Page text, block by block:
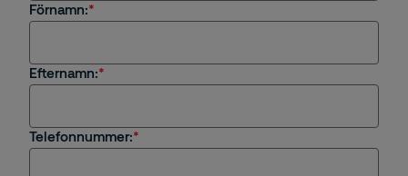
Jag är intresserad av en tjänst eller
säkerhetslösning från Securitas
Jag är kund hos Securitas
Förnamn:
Efternamn:
Telefonnummer: